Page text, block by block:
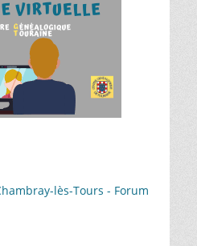
lès-Tours - Forum